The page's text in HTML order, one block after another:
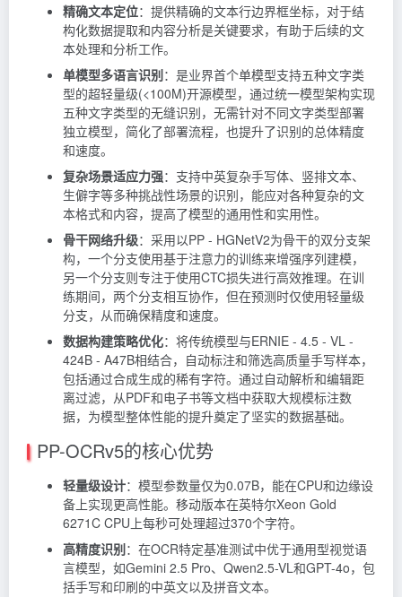
精确文本定位：提供精确的文本行边界框坐标，对于结
构化数据提取和内容分析是关键要求，有助于后续的文
本处理和分析工作。
单模型多语言识别：是业界首个单模型支持五种文字类
型的超轻量级(<100M)开源模型，通过统一模型架构实现
五种文字类型的无缝识别，无需针对不同文字类型部署
独立模型，简化了部署流程，也提升了识别的总体精度
和速度。
复杂场景适应力强：支持中英复杂手写体、竖排文本、
生僻字等多种挑战性场景的识别，能应对各种复杂的文
本格式和内容，提高了模型的通用性和实用性。
骨干网络升级：采用以PP - HGNetV2为骨干的双分支架
构，一个分支使用基于注意力的训练来增强序列建模，
另一个分支则专注于使用CTC损失进行高效推理。在训
练期间，两个分支相互协作，但在预测时仅使用轻量级
分支，从而确保精度和速度。
数据构建策略优化：将传统模型与ERNIE - 4.5 - VL -
424B - A47B相结合，自动标注和筛选高质量手写样本，
包括通过合成生成的稀有字符。通过自动解析和编辑距
离过滤，从PDF和电子书等文档中获取大规模标注数
据，为模型整体性能的提升奠定了坚实的数据基础。
PP-OCRv5的核心优势
轻量级设计：模型参数量仅为0.07B，能在CPU和边缘设
备上实现更高性能。移动版本在英特尔Xeon Gold
6271C CPU上每秒可处理超过370个字符。
高精度识别：在OCR特定基准测试中优于通用型视觉语
言模型，如Gemini 2.5 Pro、Qwen2.5-VL和GPT-4o，包
括手写和印刷的中英文以及拼音文本。